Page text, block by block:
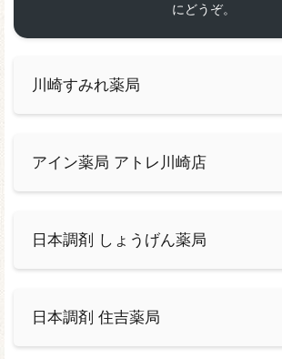
にどうぞ。
川崎すみれ薬局
アイン薬局 アトレ川崎店
日本調剤 しょうげん薬局
日本調剤 住吉薬局